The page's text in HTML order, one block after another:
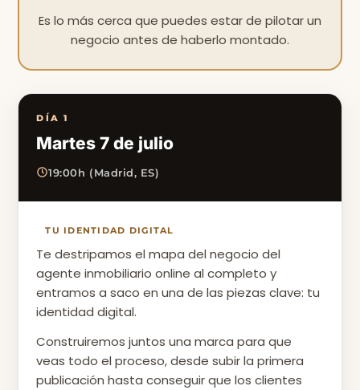
Es lo más cerca que puedes estar de pilotar un
negocio antes de haberlo montado.
DÍA 1
Martes 7 de julio
19:00h (Madrid, ES)
TU IDENTIDAD DIGITAL
Te destripamos el mapa del negocio del
agente inmobiliario online al completo y
entramos a saco en una de las piezas clave: tu
identidad digital.
Construiremos juntos una marca para que
veas todo el proceso, desde subir la primera
publicación hasta conseguir que los clientes